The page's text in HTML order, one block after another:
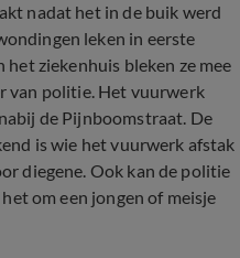
nadat het in de buik werd
leken in eerste
ziekenhuis bleken ze mee
van politie. Het vuurwerk
de Pijnboomstraat. De
is wie het vuurwerk afstak
diegene. Ook kan de politie
om een jongen of meisje